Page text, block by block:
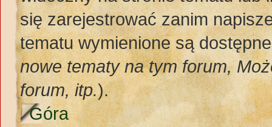
się zarejestrować zanim
tematu wymienione są
nowe tematy na tym forum,
forum, itp.).
Góra